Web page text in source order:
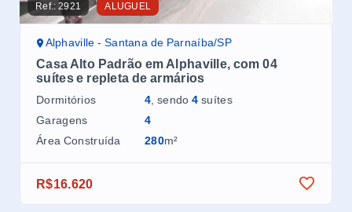
Ref.:2921 ALUGUEL
Alphaville - Santana de Parnaíba/SP
Casa Alto Padrão em Alphaville, com 04
suítes e repleta de armários
Dormitórios 4, sendo4 suítes
Garagens
4
Área Construída
280m²
R$16.620